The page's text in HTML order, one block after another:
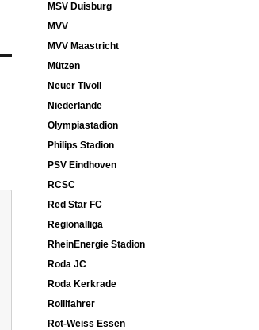
MSV Duisburg
MVV
MVV Maastricht
Mützen
Neuer Tivoli
Niederlande
Olympiastadion
Philips Stadion
PSV Eindhoven
RCSC
Red Star FC
Regionalliga
RheinEnergie Stadion
Roda JC
Roda Kerkrade
Rollifahrer
Rot-Weiss Essen